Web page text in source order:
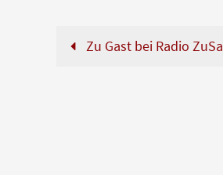
Zu Gast bei Radio ZuSa